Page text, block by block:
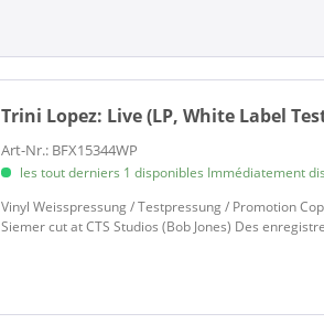
Lopez, Trini
Luman, Bob
Robbins, Marty
Sanders, Billy
Sons Of The
Stinit, Dane
Trini Lopez: Live (LP, White Label
Art-Nr.: BFX15344WP
les tout derniers 1 disponibles Immédiatement
Vinyl Weisspressung / Testpressung / Promotion
Siemer cut at CTS Studios (Bob Jones) Des